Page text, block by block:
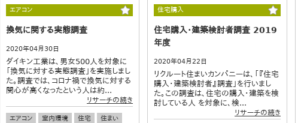
エアコン
換気に関する実態調査
2020年04月30日
ダイキン工業は、男女500人を対象に
「換気に対する実態調査」を実施しまし
た。調査では、コロナ禍で換気に対する
関心が高くなったという人は約...
リサーチの続き
エアコン 室内環境 住宅 住まい
住宅購入
住宅購入・建築検討者調査 2019
年度
2020年04月22日
リクルート住まいカンパニーは、「『住宅
購入・建築検討者』調査」を行いまし
た。この調査は、住宅の購入・建築を検
討している人 を対象に、検...
リサーチの続き